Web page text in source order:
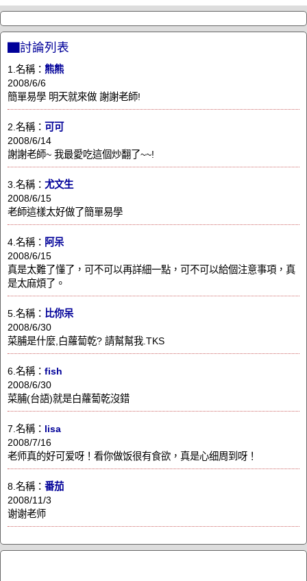
▇討論列表
1.名稱： 熊熊
2008/6/6
簡單易學 明天就來做 謝謝老師!
2.名稱： 可可
2008/6/14
謝謝老師~ 我最愛吃這個炒翻了~~!
3.名稱： 尤文生
2008/6/15
老師這樣太好做了簡單易學
4.名稱： 阿呆
2008/6/15
真是太難了懂了，可不可以再詳細一點，可不可以給個注意事項，真
是太麻煩了。
5.名稱： 比你呆
2008/6/30
菜脯是什麼,白蘿蔔乾? 請幫幫我.TKS
6.名稱： fish
2008/6/30
菜脯(台語)就是白蘿蔔乾沒錯
7.名稱： lisa
2008/7/16
老师真的好可爱呀！看你做饭很有食欲，真是心细周到呀！
8.名稱： 番茄
2008/11/3
谢谢老师